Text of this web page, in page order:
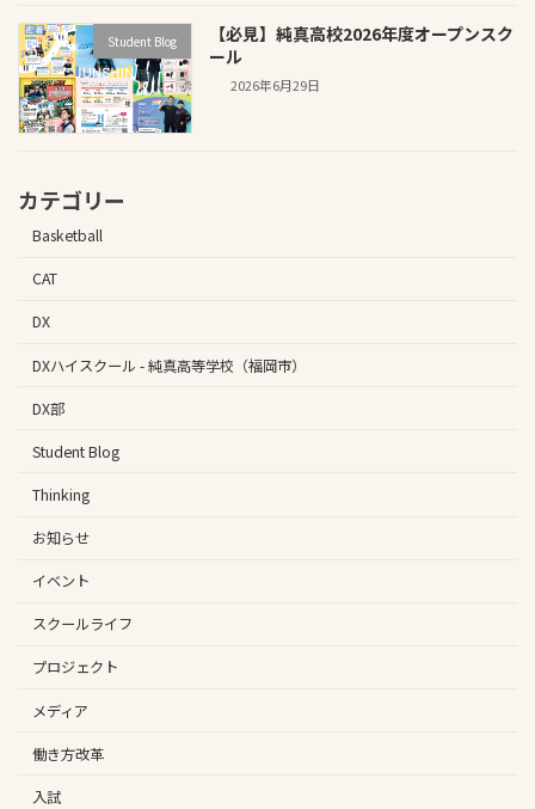
Student Blog
【必見】純真高校2026年度オープンスク
ール
2026年6月29日
カテゴリー
Basketball
CAT
DX
DXハイスクール - 純真高等学校（福岡市）
DX部
Student Blog
Thinking
お知らせ
イベント
スクールライフ
プロジェクト
メディア
働き方改革
入試